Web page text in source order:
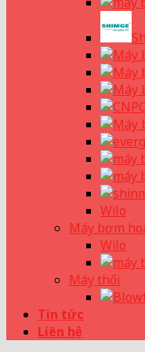
Wilo
Máy bơm
Wilo
Máy thổi
Tin tức
Liên hệ